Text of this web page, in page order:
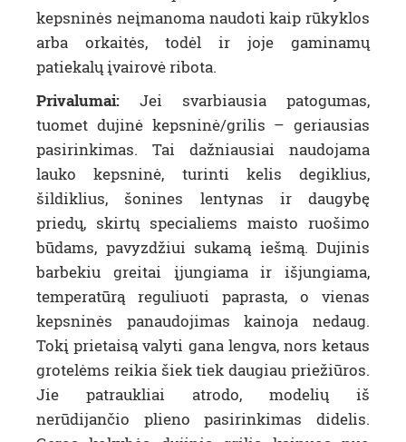
kepsninės neįmanoma naudoti kaip rūkyklos
arba orkaitės, todėl ir joje gaminamų
patiekalų įvairovė ribota.
Privalumai: Jei svarbiausia patogumas,
tuomet dujinė kepsninė/grilis – geriausias
pasirinkimas. Tai dažniausiai naudojama
lauko kepsninė, turinti kelis degiklius,
šildiklius, šonines lentynas ir daugybę
priedų, skirtų specialiems maisto ruošimo
būdams, pavyzdžiui sukamą iešmą. Dujinis
barbekiu greitai įjungiama ir išjungiama,
temperatūrą reguliuoti paprasta, o vienas
kepsninės panaudojimas kainoja nedaug.
Tokį prietaisą valyti gana lengva, nors ketaus
grotelėms reikia šiek tiek daugiau priežiūros.
Jie patraukliai atrodo, modelių iš
nerūdijančio plieno pasirinkimas didelis.